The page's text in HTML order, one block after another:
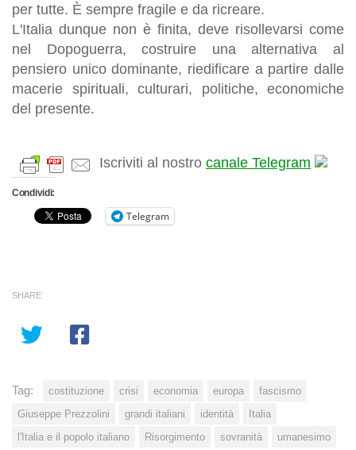
per tutte. È sempre fragile e da ricreare.
L'Italia dunque non è finita, deve risollevarsi come
nel Dopoguerra, costruire una alternativa al
pensiero unico dominante, riedificare a partire dalle
macerie spirituali, culturari, politiche, economiche
del presente.
Iscriviti al nostro canale Telegram
Condividi:
Telegram
SHARE
Tag: costituzione crisi economia europa
fascismo
Giuseppe Prezzolini
grandi italiani identità
Italia
l'Italia e il popolo italiano
Risorgimento sovranità umanesimo